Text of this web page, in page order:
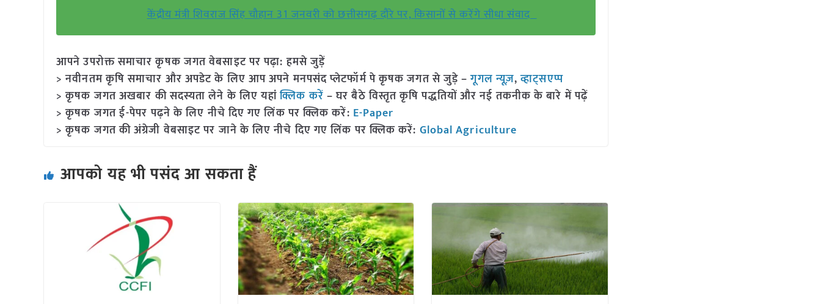
केंद्रीय मंत्री शिवराज सिंह चौहान 31 जनवरी को छत्तीसगढ़ दौरे पर, किसानों से करेंगे सीधा संवाद
आपने उपरोक्त समाचार कृषक जगत वेबसाइट पर पढ़ा: हमसे जुड़ें
> नवीनतम कृषि समाचार और अपडेट के लिए आप अपने मनपसंद प्लेटफॉर्म पे कृषक जगत से जुड़े –गूगल न्यूज़,व्हाट्सएप्प
> कृषक जगत अखबार की सदस्यता लेने के लिए यहांक्लिक करें – घर बैठे विस्तृत कृषि पद्धतियों और नई तकनीक के बारे में पढ़ें
> कृषक जगत ई-पेपर पढ़ने के लिए नीचे दिए गए लिंक पर क्लिक करें: E-Paper
> कृषक जगत की अंग्रेजी वेबसाइट पर जाने के लिए नीचे दिए गए लिंक पर क्लिक करें: Global Agriculture
आपको यह भी पसंद आ सकता हैं